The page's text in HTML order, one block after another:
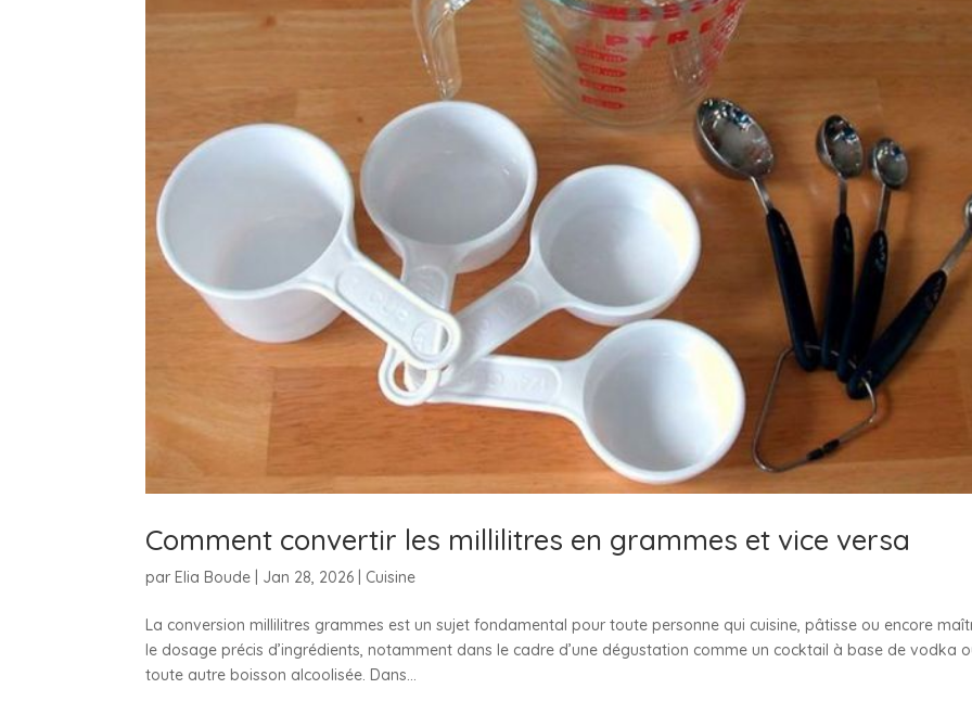
Comment convertir les millilitres en grammes et vice versa
parElia Boude Jan 28, 2026 Cuisine
La conversion millilitres grammes est un sujet fondamental pour toute personne qui cuisine, pâtisse ou encore
le dosage précis d’ingrédients, notamment dans le cadre d’une dégustation comme un cocktail à base de vodka
toute autre boisson alcoolisée. Dans...